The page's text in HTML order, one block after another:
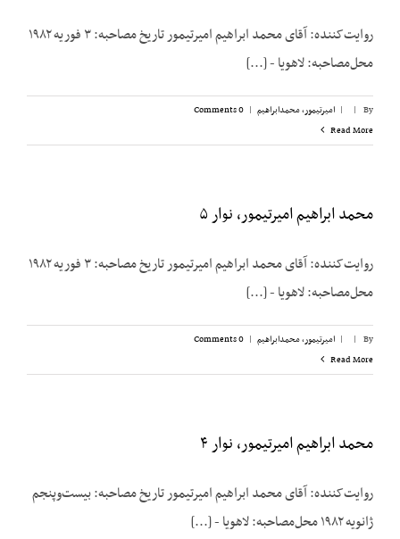
روایت‌کننده: آقای محمد ابراهیم امیرتیمور تاریخ مصاحبه: ۳ فوریه ۱۹۸۲
محل‌مصاحبه: لاهویا - [...]
By
|
| امیرتیمور، محمدابراهیم |
0 Comments
Read More
محمد ابراهیم امیرتیمور، نوار ۵
روایت‌کننده: آقای محمد ابراهیم امیرتیمور تاریخ مصاحبه: ۳ فوریه ۱۹۸۲
محل‌مصاحبه: لاهویا - [...]
By
|
| امیرتیمور، محمدابراهیم |
0 Comments
Read More
محمد ابراهیم امیرتیمور، نوار ۴
روایت‌کننده: آقای محمد ابراهیم امیرتیمور تاریخ مصاحبه: بیست‌وپنجم
ژانویه ۱۹۸۲ محل‌مصاحبه: لاهویا - [...]